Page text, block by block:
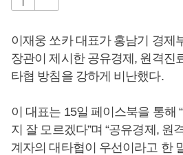
이재웅 쏘카 대표가 홍남기 경제
장관이 제시한 공유경제, 원격진
타협 방침을 강하게 비난했다.
이 대표는 15일 페이스북을 통해
지 잘 모르겠다”며 “공유경제, 원
계자의 대타협이 우선이라고 한